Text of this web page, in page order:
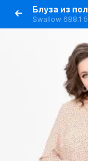
Swallow 688.1